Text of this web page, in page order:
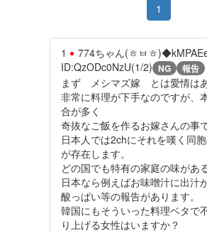
1
1 774ちゃん(ㅎㅂㅎ
ID:QzODc0NzU(1/2) NG 報告
まず メシマズ嫁 とは愛情は
非常に料理が下手なのですが、
合が多く
奇抜なご飯を作るお嫁さんの事で
日本人では2chにそれを嘆く同
が存在します。
どの国でも特有の家庭の味があ
日本なら例えばお味噌汁に出汁
酸っぱい等の報告があります。
韓国にもそういった料理ベタで
り上げる女性はいますか？